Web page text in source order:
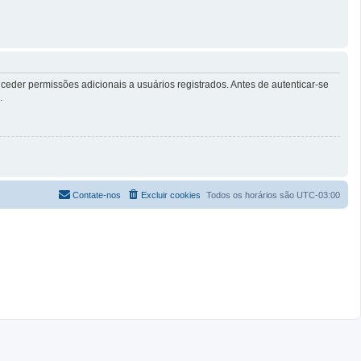
permissões adicionais a usuários registrados. Antes de autenticar-se
Todos os horários são UTC-03:00
Excluir cookies
Contate-nos